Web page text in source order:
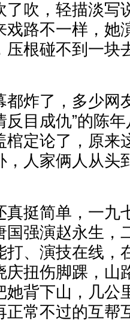
了吹，轻描淡写
戏路不一样，她
压根碰不到一块
炸了，多少网
反目成仇”的陈
棺定论了，原来
，人家俩人从头
真挺简单，一九
国强演赵永生，
打、演技在线，
庆扭伤脚踝，山
她背下山，几公
正常不过的互帮